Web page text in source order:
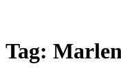
Tag: